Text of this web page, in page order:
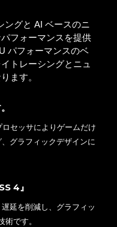
ングと AI ベースのニ
フォーマンスを提供
パフォーマンスのベ
トレーシングとニュ
ます。
セッサによりゲームだけ
グラフィックデザインに
4』
延を削減し、グラフィッ
です。